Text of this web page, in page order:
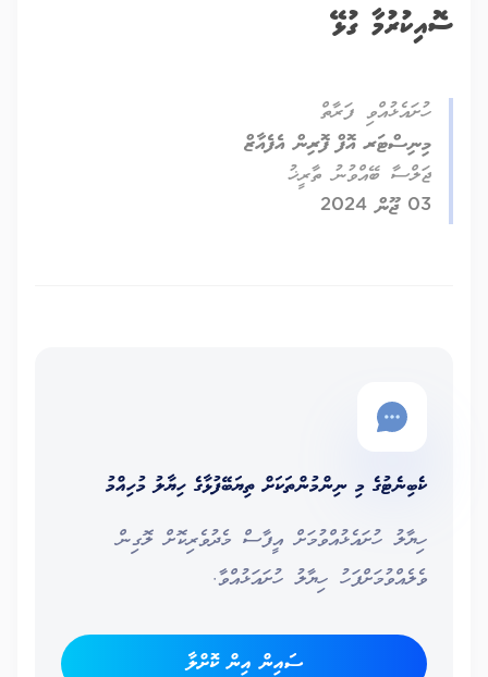
ސޮއިކުރުމާ ގުޅޭ
ހުށައެޅުއްވި ފަރާތް
މިނިސްޓަރ އޮފް ފޮރިން އެފެއާޒް
ޖަލްސާ ބޭއްވުނު ތާރީޚު
03 ޖޫން 2024
ކެބިނެޓުގެ މި ނިންމުންތަކަށް ތިޔަބޭފުޅާގެ ހިޔާލު މުހިއްމު
ހިޔާލު ހުށައެޅުއްވުމަށް އީފާސް މެދުވެރިކޮށް ލޮގިން
ވެލެއްވުމަށްފަހު ހިޔާލު ހުށައަޅުއްވާ.
ސައިން އިން ކޮށްލާ